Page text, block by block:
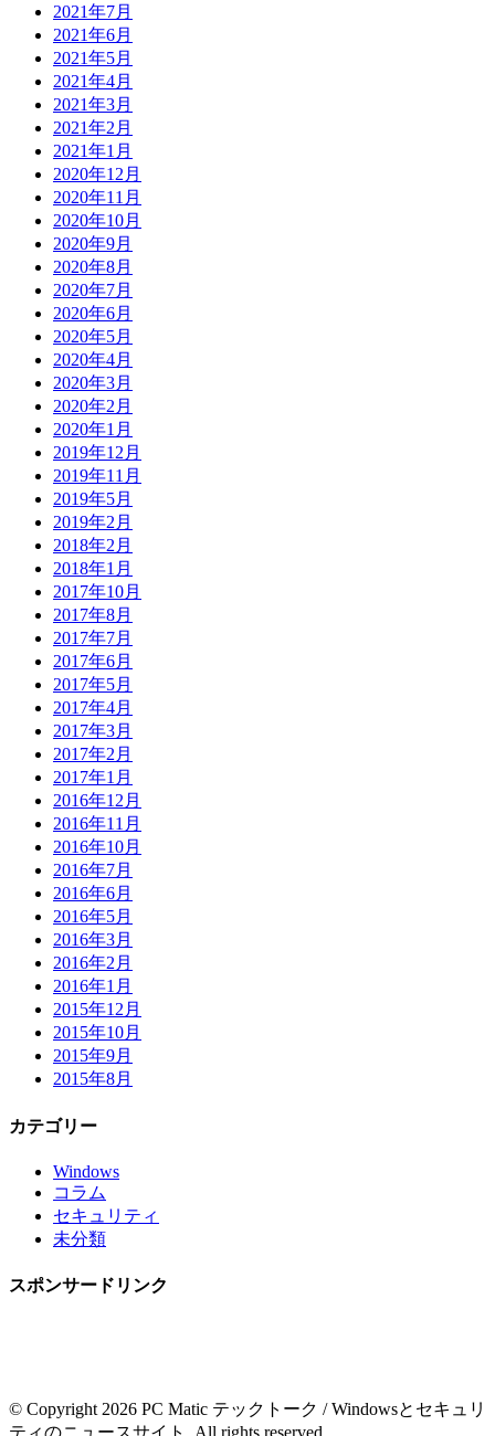
2021年7月
2021年6月
2021年5月
2021年4月
2021年3月
2021年2月
2021年1月
2020年12月
2020年11月
2020年10月
2020年9月
2020年8月
2020年7月
2020年6月
2020年5月
2020年4月
2020年3月
2020年2月
2020年1月
2019年12月
2019年11月
2019年5月
2019年2月
2018年2月
2018年1月
2017年10月
2017年8月
2017年7月
2017年6月
2017年5月
2017年4月
2017年3月
2017年2月
2017年1月
2016年12月
2016年11月
2016年10月
2016年7月
2016年6月
2016年5月
2016年3月
2016年2月
2016年1月
2015年12月
2015年10月
2015年9月
2015年8月
カテゴリー
Windows
コラム
セキュリティ
未分類
スポンサードリンク
© Copyright 2026 PC Matic テックトーク / Windowsとセキュリ